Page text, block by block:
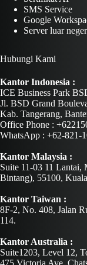
SMS Service
Google
Server luar
Hubungi Kami
Kantor Indonesia :
ICE Business Park
Jl. BSD Grand
Kab. Tangerang,
Office Phone :
WhatsApp : +62-821-
Kantor Malaysia :
Suite 11-03 11 Lantai,
Bintang), 55100,
Kantor Taiwan :
8F-2, No. 408, Jalan
114.
Kantor Australia :
Suite1203, Level 12,
475 Victoria Ave.